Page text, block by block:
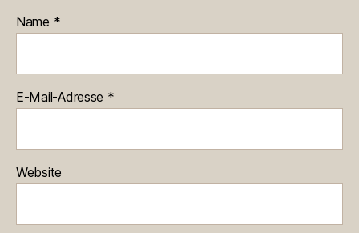
Name *
E-Mail-Adresse *
Website